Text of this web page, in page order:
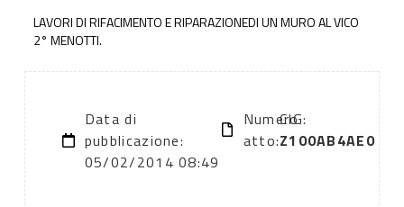
LAVORI DI RIFACIMENTO E RIPARAZIONEDI UN MURO AL VICO
2° MENOTTI.
Data di
pubblicazione:
05/02/2014 08:49
Numero
atto:
CIG:
Z100AB4AE0